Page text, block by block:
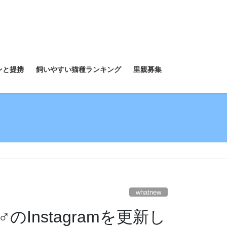
と提携 飼いやすい猫種ランキング 里親募集
whatnew
Instagramを更新し